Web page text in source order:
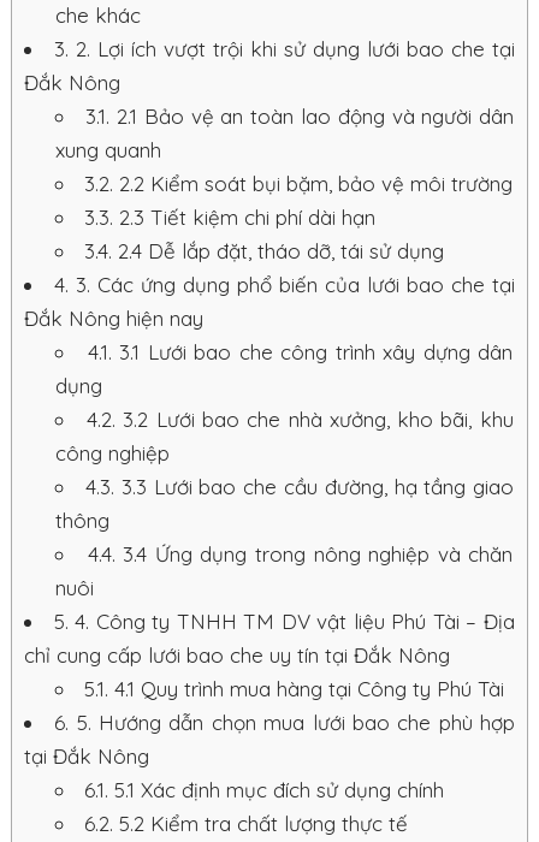
che khác
3. 2. Lợi ích vượt trội khi sử dụng lưới bao che tại
Đắk Nông
3.1. 2.1 Bảo vệ an toàn lao động và người dân
xung quanh
3.2. 2.2 Kiểm soát bụi bặm, bảo vệ môi trường
3.3. 2.3 Tiết kiệm chi phí dài hạn
3.4. 2.4 Dễ lắp đặt, tháo dỡ, tái sử dụng
4. 3. Các ứng dụng phổ biến của lưới bao che tại
Đắk Nông hiện nay
4.1. 3.1 Lưới bao che công trình xây dựng dân
dụng
4.2. 3.2 Lưới bao che nhà xưởng, kho bãi, khu
công nghiệp
4.3. 3.3 Lưới bao che cầu đường, hạ tầng giao
thông
4.4. 3.4 Ứng dụng trong nông nghiệp và chăn
nuôi
5. 4. Công ty TNHH TM DV vật liệu Phú Tài – Địa
chỉ cung cấp lưới bao che uy tín tại Đắk Nông
5.1. 4.1 Quy trình mua hàng tại Công ty Phú Tài
6. 5. Hướng dẫn chọn mua lưới bao che phù hợp
tại Đắk Nông
6.1. 5.1 Xác định mục đích sử dụng chính
6.2. 5.2 Kiểm tra chất lượng thực tế